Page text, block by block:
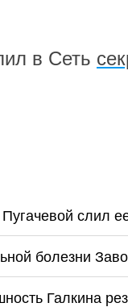
в Сеть
слил
болезни
Галкина